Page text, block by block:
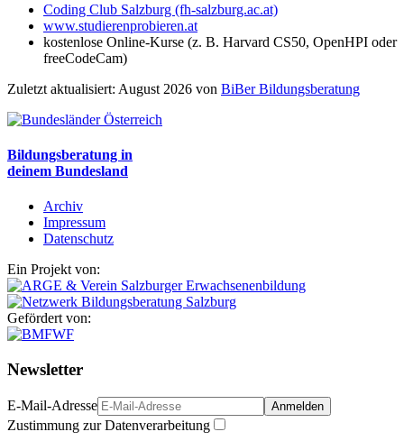
Coding Club Salzburg (fh-salzburg.ac.at)
www.studierenprobieren.at
kostenlose Online-Kurse (z. B. Harvard CS50, OpenHPI oder
freeCodeCam)
Zuletzt aktualisiert: August 2026 von BiBer Bildungsberatung
Bildungsberatung in
deinem Bundesland
Archiv
Impressum
Datenschutz
Ein Projekt von:
Gefördert von:
Newsletter
E-Mail-Adresse Anmelden
Zustimmung zur Datenverarbeitung